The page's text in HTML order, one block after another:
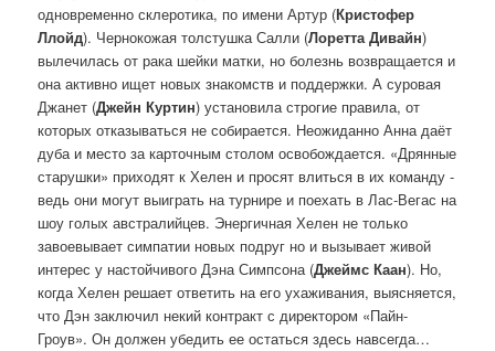
одновременно склеротика, по имени Артур (Кристофер
Ллойд). Чернокожая толстушка Салли (Лоретта Дивайн)
вылечилась от рака шейки матки, но болезнь возвращается и
она активно ищет новых знакомств и поддержки. А суровая
Джанет (Джейн Куртин) установила строгие правила, от
которых отказываться не собирается. Неожиданно Анна даёт
дуба и место за карточным столом освобождается. «Дрянные
старушки» приходят к Хелен и просят влиться в их команду -
ведь они могут выиграть на турнире и поехать в Лас-Вегас на
шоу голых австралийцев. Энергичная Хелен не только
завоевывает симпатии новых подруг но и вызывает живой
интерес у настойчивого Дэна Симпсона (Джеймс Каан). Но,
когда Хелен решает ответить на его ухаживания, выясняется,
что Дэн заключил некий контракт с директором «Пайн-
Гроув». Он должен убедить ее остаться здесь навсегда…